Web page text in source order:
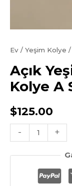
Ev / Yeşim Kolye /
Açık
Kolye A
$125.00
-
Yeşil
0
+